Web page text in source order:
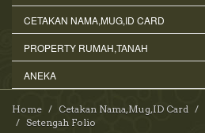
CETAKAN NAMA,MUG,ID CARD
PROPERTY RUMAH,TANAH
ANEKA
Home Cetakan Nama,Mug,ID Card
Setengah Folio